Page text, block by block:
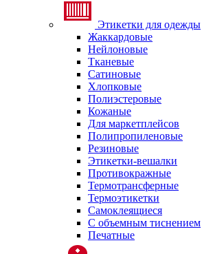
Этикетки для одежды
Жаккардовые
Нейлоновые
Тканевые
Сатиновые
Хлопковые
Полиэстеровые
Кожаные
Для маркетплейсов
Полипропиленовые
Резиновые
Этикетки-вешалки
Противокражные
Термотрансферные
Термоэтикетки
Самоклеящиеся
С объемным тиснением
Печатные